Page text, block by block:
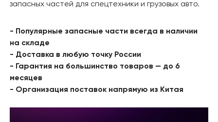
запасных частей для спецтехники и грузовых авто.
- Популярные запасные части всегда в наличии
на складе
- Доставка в любую точку России
- Гарантия на большинство товаров — до 6
месяцев
- Организация поставок напрямую из Китая